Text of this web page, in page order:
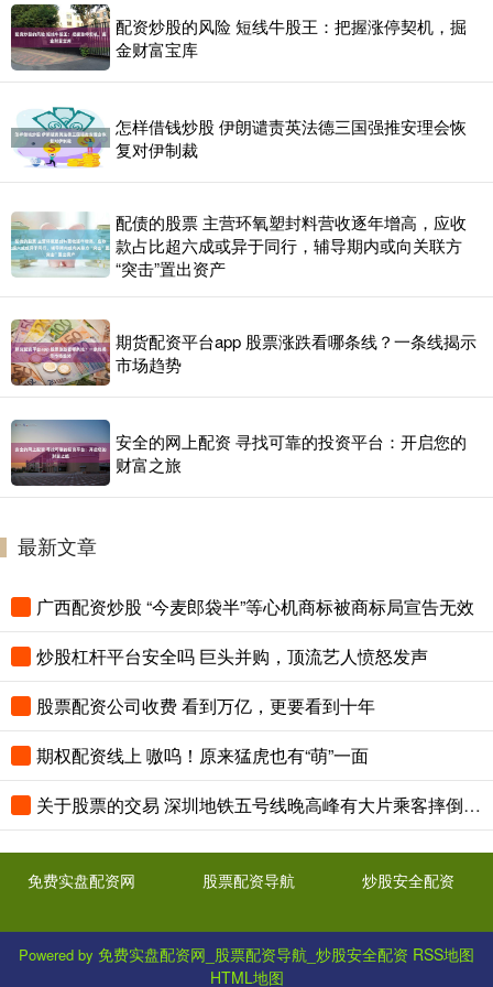
配资炒股的风险 短线牛股王：把握涨停契机，掘
金财富宝库
怎样借钱炒股 伊朗谴责英法德三国强推安理会恢
复对伊制裁
配债的股票 主营环氧塑封料营收逐年增高，应收
款占比超六成或异于同行，辅导期内或向关联方
“突击”置出资产
期货配资平台app 股票涨跌看哪条线？一条线揭示
市场趋势
安全的网上配资 寻找可靠的投资平台：开启您的
财富之旅
最新文章
广西配资炒股 “今麦郎袋半”等心机商标被商标局宣告无效
炒股杠杆平台安全吗 巨头并购，顶流艺人愤怒发声
股票配资公司收费 看到万亿，更要看到十年
期权配资线上 嗷呜！原来猛虎也有“萌”一面
关于股票的交易 深圳地铁五号线晚高峰有大片乘客摔倒？官方回应
免费实盘配资网 股票配资导航 炒股安全配资
Powered by 免费实盘配资网_股票配资导航_炒股安全配资 RSS地图
HTML地图